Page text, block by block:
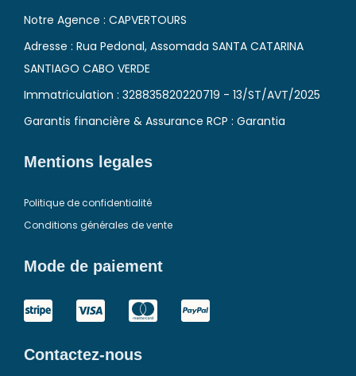
Notre Agence : CAPVERTOURS
Adresse : Rua Pedonal, Assomada SANTA CATARINA
SANTIAGO CABO VERDE
Immatriculation : 328835820220719 - 13/ST/AVT/2025
Garantis financière & Assurance RCP : Garantia
Mentions legales
Politique de confidentialité
Conditions générales de vente
Mode de paiement
Contactez-nous